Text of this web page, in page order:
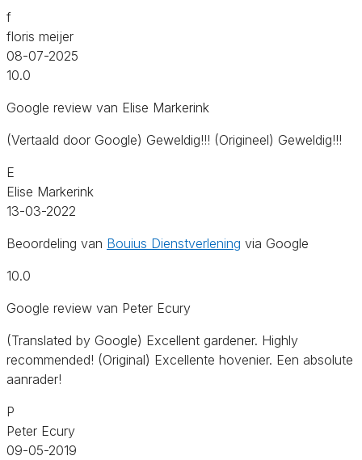
f
floris meijer
08-07-2025
10.0
Google review van Elise Markerink
(Vertaald door Google) Geweldig!!! (Origineel) Geweldig!!!
E
Elise Markerink
13-03-2022
Beoordeling van Bouius Dienstverlening via Google
10.0
Google review van Peter Ecury
(Translated by Google) Excellent gardener. Highly
recommended! (Original) Excellente hovenier. Een absolute
aanrader!
P
Peter Ecury
09-05-2019